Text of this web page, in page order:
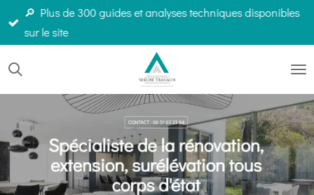
Passer
principal
🔎 Plus de 300 guides et analyses techniques disponibles
sur le site